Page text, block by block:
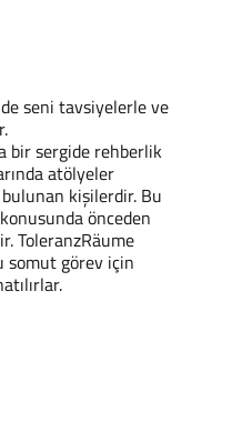
seni tavsiyelerle ve
bir sergide rehberlik
atölyeler
kişilerdir. Bu
önceden
ToleranzRäume
somut görev için